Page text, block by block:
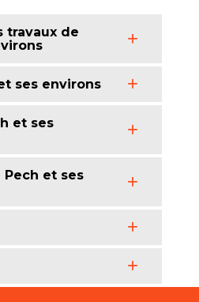
travaux de
ses environs
et ses
et ses